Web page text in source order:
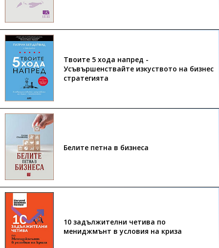
Твоите 5 хода напред -
Усъвършенствайте изкуството на бизнес
стратегията
Белите петна в бизнеса
10 задължителни четива по
мениджмънт в условия на криза